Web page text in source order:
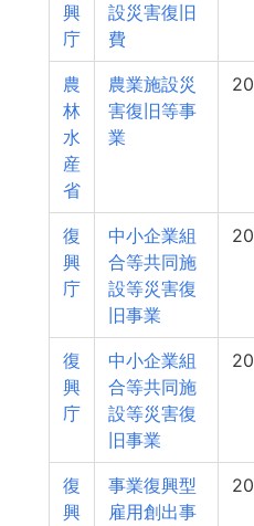
興
庁
設災害復旧
費
農
林
水
産
省
農業施設災
害復旧等事
業
復
興
庁
中小企業組
合等共同施
設等災害復
旧事業
復
興
庁
中小企業組
合等共同施
設等災害復
旧事業
復
興
事業復興型
雇用創出事